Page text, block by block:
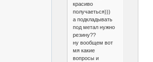
красиво
получаеться)))
а подкладывать
под метал нужно
резину??
ну вообщем вот
мя какие
вопросы и